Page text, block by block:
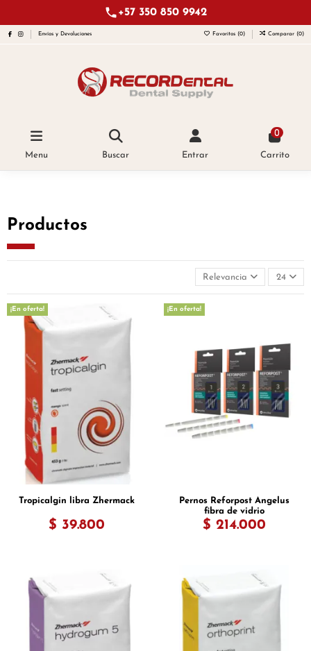
+57 350 850 9942
Envíos y Devoluciones Favoritos (0) Comparar (0)
Menu Buscar Entrar
0
Carrito
Productos
Relevancia 24
¡En oferta!
Tropicalgin libra Zhermack
$ 39.800
¡En oferta!
Pernos Reforpost Angelus
fibra de vidrio
$ 214.000